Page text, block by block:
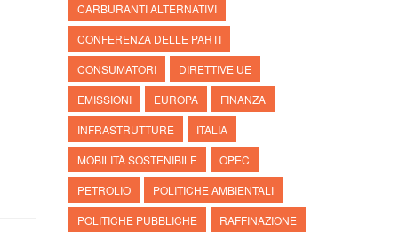
CARBURANTI ALTERNATIVI
CONFERENZA DELLE PARTI
CONSUMATORI
DIRETTIVE UE
EMISSIONI
EUROPA
FINANZA
INFRASTRUTTURE
ITALIA
MOBILITÀ SOSTENIBILE
OPEC
PETROLIO
POLITICHE AMBIENTALI
POLITICHE PUBBLICHE
RAFFINAZIONE